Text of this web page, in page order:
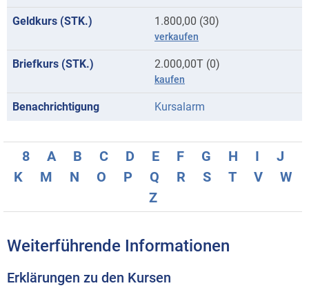
1.800,00 (30)
verkaufen
2.000,00T (0)
kaufen
Kursalarm
8 A B C D E F G H I
J
K
M N O P Q R S T V
W
Z
Weiterführende Informationen
Erklärungen zu den Kursen